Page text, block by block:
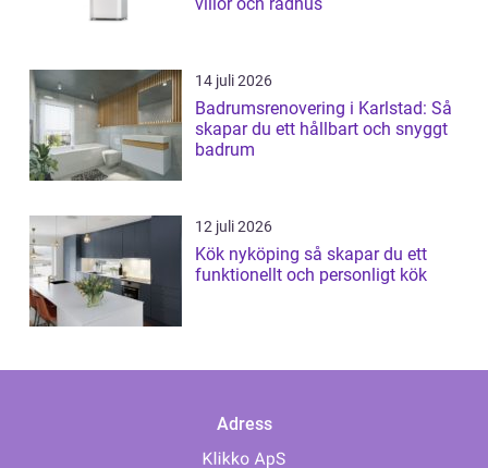
14 juli 2026
Badrumsrenovering i Karlstad: Så
skapar du ett hållbart och snyggt
badrum
12 juli 2026
Kök nyköping så skapar du ett
funktionellt och personligt kök
Adress